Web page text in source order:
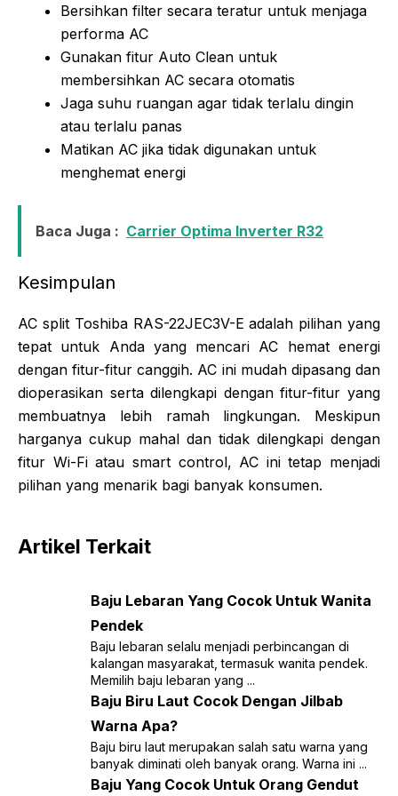
Bersihkan filter secara teratur untuk menjaga
performa AC
Gunakan fitur Auto Clean untuk
membersihkan AC secara otomatis
Jaga suhu ruangan agar tidak terlalu dingin
atau terlalu panas
Matikan AC jika tidak digunakan untuk
menghemat energi
Baca Juga : Carrier Optima Inverter R32
Kesimpulan
AC split Toshiba RAS-22JEC3V-E adalah pilihan yang
tepat untuk Anda yang mencari AC hemat energi
dengan fitur-fitur canggih. AC ini mudah dipasang dan
dioperasikan serta dilengkapi dengan fitur-fitur yang
membuatnya lebih ramah lingkungan. Meskipun
harganya cukup mahal dan tidak dilengkapi dengan
fitur Wi-Fi atau smart control, AC ini tetap menjadi
pilihan yang menarik bagi banyak konsumen.
Artikel Terkait
Baju Lebaran Yang Cocok Untuk Wanita
Pendek
Baju lebaran selalu menjadi perbincangan di
kalangan masyarakat, termasuk wanita pendek.
Memilih baju lebaran yang ...
Baju Biru Laut Cocok Dengan Jilbab
Warna Apa?
Baju biru laut merupakan salah satu warna yang
banyak diminati oleh banyak orang. Warna ini ...
Baju Yang Cocok Untuk Orang Gendut